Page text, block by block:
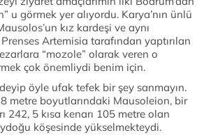
u görmek yer alıyordu. Karya’nın ünlü
kız kardeşi ve aynı
Artemisia tarafından yaptırılan
“mozole” olarak veren o
çok önemliydi benim için.
öyle ufak tefek bir şey sanmayın.
metre boyutlarındaki Mausoleion, bir
242, 5 kısa kenarı 105 metre olan
köşesinde yükselmekteydi.